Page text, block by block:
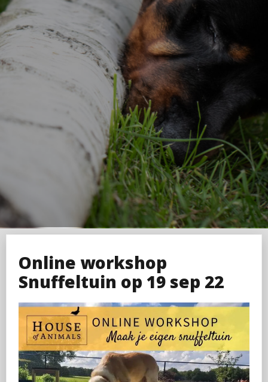
Online workshop
Snuffeltuin op 19 sep 22